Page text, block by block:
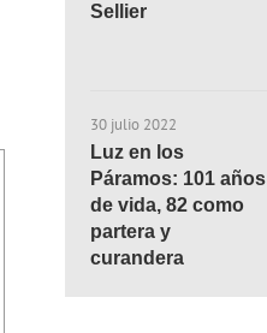
Sellier
30 julio 2022
Luz en los
Páramos: 101 años
de vida, 82 como
partera y
curandera